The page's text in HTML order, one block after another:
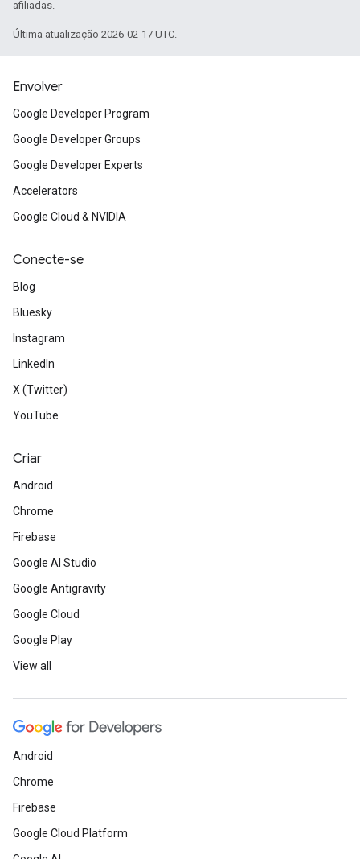
afiliadas.
Última atualização 2026-02-17 UTC.
Envolver
Google Developer Program
Google Developer Groups
Google Developer Experts
Accelerators
Google Cloud & NVIDIA
Conecte-se
Blog
Bluesky
Instagram
LinkedIn
X (Twitter)
YouTube
Criar
Android
Chrome
Firebase
Google AI Studio
Google Antigravity
Google Cloud
Google Play
View all
Android
Chrome
Firebase
Google Cloud Platform